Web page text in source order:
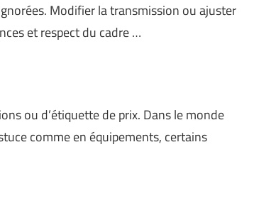
Modifier la transmission ou ajuster
et respect du cadre …
ou d’étiquette de prix. Dans le monde
comme en équipements, certains